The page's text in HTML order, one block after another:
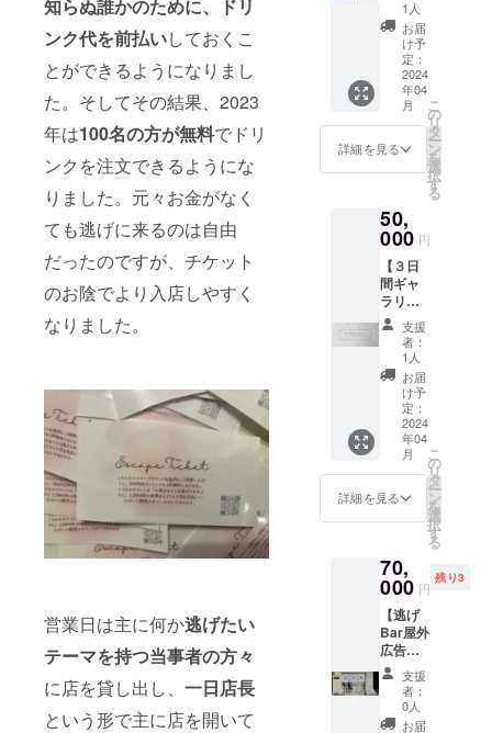
知らぬ誰かのために、ドリ
ンク代を前払いしておくこ
とができるようになりまし
た。そしてその結果、2023
年は100名の方が無料でドリ
ンクを注文できるようにな
りました。元々お金がなく
ても逃げに来るのは自由
だったのですが、チケット
のお陰でより入店しやすく
なりました。
営業日は主に何か逃げたい
テーマを持つ当事者の方々
に店を貸し出し、 一日店長
という形で主に店を開いて
CAMPF
IREのア
カウン
ト名を
記載の
上ご希
望の日
連絡く
ださい)
※有効期
2024年
内ま
で。 ※
スペー
スレン
タル
ページ
はこち
ら。
https://
www.ni
gebar.c
om/spa
rental
い合わ
せ
フォー
ムより
クラ
ファン
でご支
援いた
だいた
たプラ
ン名、
CAMPF
IREのア
カウン
ト名を
記載の
上ご希
望の日
時をご
連絡く
ださい)
※有効期
限は
2024年
で。 ※
スペー
ページ
はこち
ら。
https://
www.ni
gebar.c
om/spa
rental
スレン
タルが
可能で
す。通
常の休
日終日
レンタ
ルより
¥4000
けます
(ご予約
時はHP
スペー
スレン
タル
ページ
最下部
のお問
い合わ
フォー
ムより
クラ
ファン
でご支
援いた
ただい
たプラ
ン名、
CAMPF
IREのア
カウン
ト名を
記載の
上ご希
望の日
を最大3
時間貸
切、枚
数無制
限、
データ
即日納
品で写
真撮影
をさせ
ていた
す。映
像も可
能で
す。プ
ロ
フィー
ル写真
や作品
撮り、
商品の
物撮り
など内
容はな
んでも
対応で
きま
す。日
ジなど
は事前
にメー
ルで調
整させ
てくだ
さい。
※有効期
限：
2024年
1人
お届
け予
定：
2024
年04
月
詳細を見る
こ
の
リ
タ
ー
ン
を
選
択
す
る
50,
000 円
【３日
間ギャ
ラリー
レンタ
ル プラ
ン】 ・
逃げBar
で個展
やグ
ループ
展など
ギャラ
リーと
して利
用した
い方向
常の
ギャラ
リーレ
ンタル
だと
¥60,000
のとこ
ろ休
日、平
日問わ
支援
者：
1人
お届
け予
定：
2024
年04
月
詳細を見る
こ
の
リ
タ
ー
ン
を
選
択
す
る
70,
000 円
残り3
【逃げ
Bar屋外
広告プ
ラン】
逃げBar
店頭を
屋外広
支援
者：
0人
お届